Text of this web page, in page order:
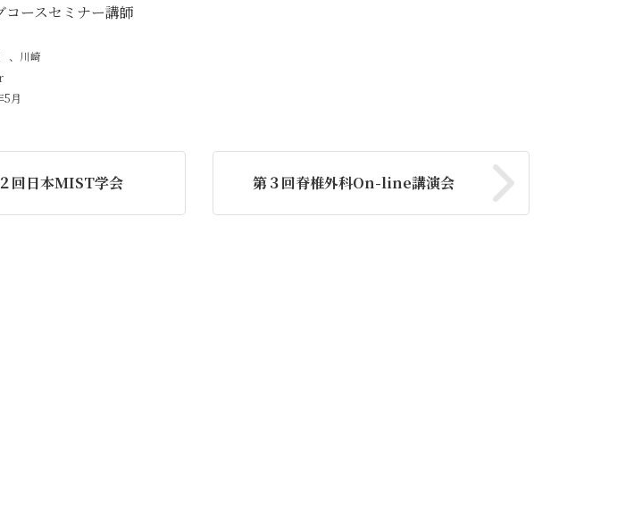
ースセミナー講師
、 川崎
5月
回日本MIST学会 第３回脊椎外科On-line講演会